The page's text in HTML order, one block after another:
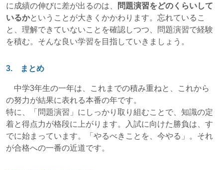
に成績の伸びに差が出るのは、
問題演習をどのくらいして
いるかということが大きくかかわります。忘れているこ
と、理解できていないことを確認しつつ、問題演習で経験
を積む。そんな良い学習を目指していきましょう。
3. まとめ
中学3年生の一年は、これまでの積み重ねと、これから
の努力が結果に表れる本番の年です。
特に、「問題演習」にしっかり取り組むことで、知識の定
着と得点力が格段に上がります。入試に向けた勝負は、す
でに始まっています。「やるべきことを、今やる」。それ
が合格への一番の近道です。